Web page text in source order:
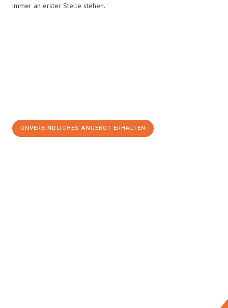
immer an erster Stelle stehen.
UNVERBINDLICHES ANGEBOT ERHALTEN